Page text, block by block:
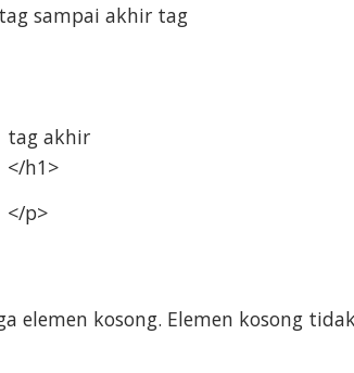
sampai akhir tag
tag akhir
</h1>
</p>
elemen kosong. Elemen kosong tidak